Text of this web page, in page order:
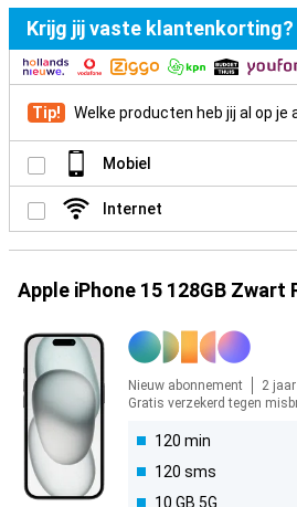
Krijg jij vaste klantenkorting?
Tip! Welke producten heb jij al op je
Mobiel
Internet
Apple iPhone 15 128GB Zwart
Nieuw abonnement
2 jaar
Gratis verzekerd tegen
120 min
120 sms
10 GB 5G